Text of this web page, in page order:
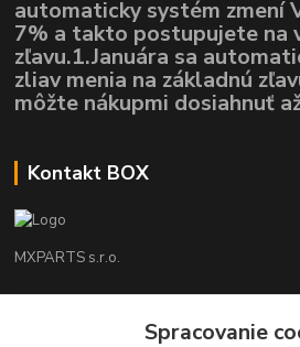
automaticky systém zmení
7% a takto postupujete na
zľavu.1.Januára sa
zliav menia na základnú
môžte nákupmi dosiahnuť
Kontakt BOX
MXPARTS s.r.o.
+421948260186
Spracovanie